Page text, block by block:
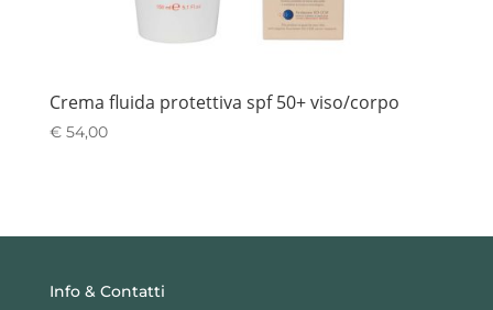
Crema fluida protettiva spf 50+ viso/corpo
€54,00
Info & Contatti